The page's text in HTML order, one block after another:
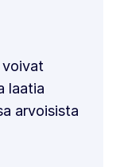
voivat
laatia
arvoisista